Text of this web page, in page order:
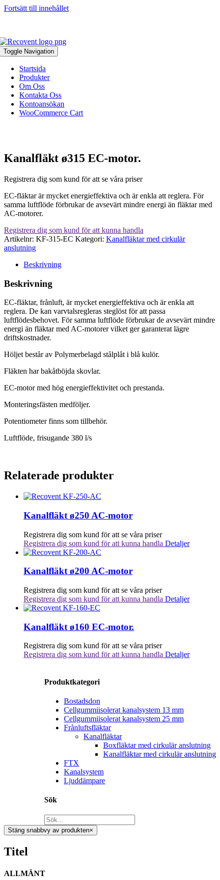
Fortsätt till innehållet
Toggle Navigation
Startsida
Produkter
Om Oss
Kontakta Oss
Kontoansökan
WooCommerce Cart
Kanalfläkt ø315 EC-motor.
Registrera dig som kund för att se våra priser
EC-fläktar är mycket energieffektiva och är enkla att reglera. För
samma luftflöde förbrukar de avsevärt mindre energi än fläktar med
AC-motorer.
Registrera dig som kund för att kunna handla
Artikelnr: KF-315-EC Kategori: Kanalfläktar med cirkulär
anslutning
Beskrivning
Beskrivning
EC-fläktar, frånluft, är mycket energieffektiva och är enkla att
reglera. De kan varvtalsregleras steglöst för att passa
luftflödesbehovet. För samma luftflöde förbrukar de avsevärt mindre
energi än fläktar med AC-motorer vilket ger garanterat lägre
driftskostnader.
Höljet består av Polymerbelagd stålplåt i blå kulör.
Fläkten har bakåtböjda skovlar.
EC-motor med hög energieffektivitet och prestanda.
Monteringsfästen medföljer.
Potentiometer finns som tillbehör.
Luftflöde, frisugande 380 l/s
Relaterade produkter
Kanalfläkt ø250 AC-motor
Registrera dig som kund för att se våra priser
Registrera dig som kund för att kunna handla Detaljer
Kanalfläkt ø200 AC-motor
Registrera dig som kund för att se våra priser
Registrera dig som kund för att kunna handla Detaljer
Kanalfläkt ø160 EC-motor.
Registrera dig som kund för att se våra priser
Registrera dig som kund för att kunna handla Detaljer
Produktkategori
Bostadsdon
Cellgummiisolerat kanalsystem 13 mm
Cellgummiisolerat kanalsystem 25 mm
Frånluftsfläktar
Kanalfläktar
Boxfläktar med cirkulär anslutning
Kanalfläktar med cirkulär anslutning
FTX
Kanalsystem
Ljuddämpare
Sök
Stäng snabbvy av produkten×
Titel
ALLMÄNT